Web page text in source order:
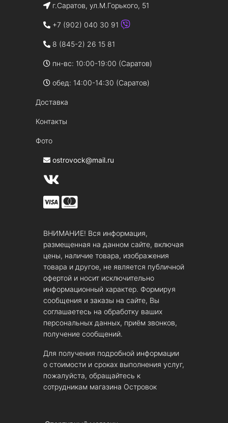
г.Саратов, ул.М.Горького, 51
+7 (902) 040 30 91
8 (845-2) 26 15 81
пн-вс: 10:00-19:00 (Саратов)
обед: 14:00-14:30 (Саратов)
Доставка
Контакты
Фото
ostrovock@mail.ru
ВНИМАНИЕ! Вся информация,
размещенная на данном сайте, включая
цены, наличие товара, изображения
товара и другое, не является публичной
офертой и носит исключительно
информационный характер. Формируя
сообщения и заказы на сайте, Вы
соглашаетесь на обработку ваших
персональных данных, приём звонков,
получение сообщений.
Для получения подробной информации
о стоимости и сроках выполнения услуг,
пожалуйста, обращайтесь к
сотрудникам магазина Островок